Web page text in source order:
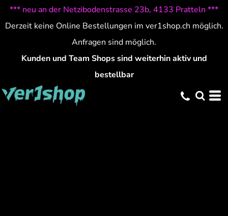
*** neu an der Netzibodenstrasse 23b, 4133 Pratteln ***
Derzeit keine Online Bestellungen im ver1shop.ch möglich.
Anfragen sind möglich.
Kunden und Team Shops sind weiterhin aktiv und
bestellbar